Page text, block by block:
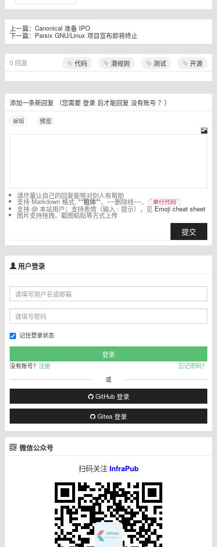
上一篇： Canonical 准备 IPO
下一篇： Parsix GNU/Linux 项目宣布即将终止
代码 潜规则 测试 开源
0 回复
添加一条新回复 （您需要 登录 后才能回复 没有账号 ？）
编辑 预览
请尽量让自己的回复能够对别人有帮助
支持 Markdown 格式,**粗体**、~~删除线~~、 `单行代码`
支持 @ 本站用户；支持表情（输入 : 提示），见 Emoji cheat sheet
图片支持拖拽、截图粘贴等方式上传
提交
用户登录
记住登录状态
没有账号？ 注册
忘记密码？
或
GitHub 登录
Gitea 登录
微信公众号
扫码关注 InfraPub